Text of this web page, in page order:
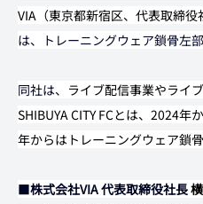
VIA（東京都新宿区、代表取締役
は、トレーニングウェア鎖骨左
同社は、 ライブ配信事業やライ
SHIBUYA CITY FCとは、2024
年からはトレーニングウェア鎖
■株式会社VIA 代表取締役社長